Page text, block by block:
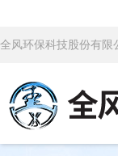
全风环保科技股份有限